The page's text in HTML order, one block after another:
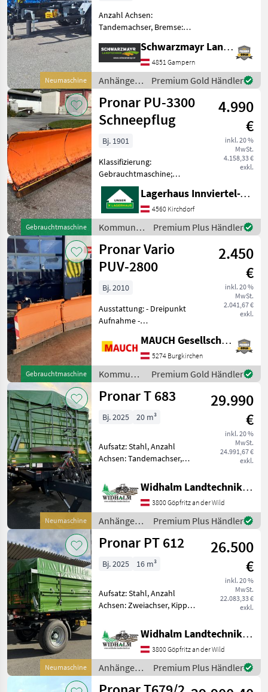
Neumaschine
Anzahl Achsen:
Tandemachser, Bremse:
Typenschein, Hydraulischer
Stützfuß, Lenkachse Nr.
68561 Hakenliftanhänger
Serienausstattung:
Tandemfahrwerk
Schwarzmayr Landtechnik GmbH - Gampern
4851 Gampern
Anhänger /
Pronar
Premium Gold Händler
Gebrauchtmaschine
Pronar PU-3300
Schneepflug
4.990
€
inkl. 20 %
MwSt.
4.158,33 €
exkl.
Bj. 1901
Klassifizierung:
Gebrauchtmaschine;
Weitere
Maschinenmerkmale:
+Räumbreite:
2700mm/2900mm
+Eigengewicht 680 Kg
+Dreipunkt Anbau
Kommunalgeräte
Winterdienst
Lagerhaus Innviertel-Traunviertel-Urfahr eGen, Kirchdorf
4560 Kirchdorf
Kommunalgeräte
/ Pronar
Premium Plus Händler
Gebrauchtmaschine
Pronar Vario
PUV-2800
2.450
€
inkl. 20 %
MwSt.
2.041,67 €
exkl.
Bj. 2010
Ausstattung: - Dreipunkt
Aufnahme -
hydr. Scharverstellung -
Abstellstützen Das Gerät ist
in Burgkirchen lagernd.
Damit ich mir aus
MAUCH Gesellschaft m.b.H. & Co.KG
5274 Burgkirchen
Kommunalgeräte
/ Pronar
Premium Gold Händler
Neumaschine
Pronar T 683
29.990
€
inkl. 20 %
MwSt.
24.991,67 €
exkl.
Bj. 2025 20 m³
Aufsatz: Stahl, Anzahl
Achsen: Tandemachser,
Kipper, Bremse:
Druckluftbremse, Pendel-
Bordwände, Typenschein,
Hydraulischer Stützfuß,
Plane 800+800
Widhalm Landtechnik GmbH
3800 Göpfritz an der Wild
Anhänger /
Pronar
Premium Plus Händler
Neumaschine
Pronar PT 612
26.500
€
inkl. 20 %
MwSt.
22.083,33 €
exkl.
Bj. 2025 16 m³
Aufsatz: Stahl, Anzahl
Achsen: Zweiachser, Kipper-
Bremse: Druckluftbremse,
Pendel-Bordwände,
Typenschein, Plane
Bereifung 385/65 R22, 5
NEU, Bord
Widhalm Landtechnik GmbH
3800 Göpfritz an der Wild
Anhänger /
Pronar
Premium Plus Händler